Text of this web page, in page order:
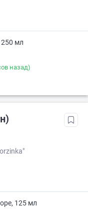
250 мл
назад)
125 мл